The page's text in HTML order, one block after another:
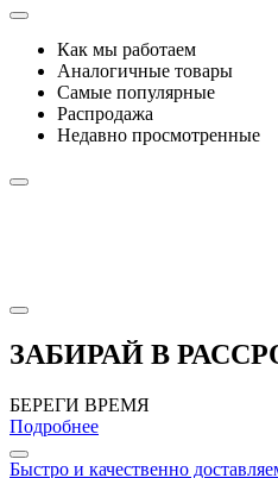
Как мы работаем
Аналогичные товары
Самые популярные
Распродажа
Недавно просмотренные
ЗАБИРАЙ В
БЕРЕГИ ВРЕМЯ
Подробнее
Быстро и качественно